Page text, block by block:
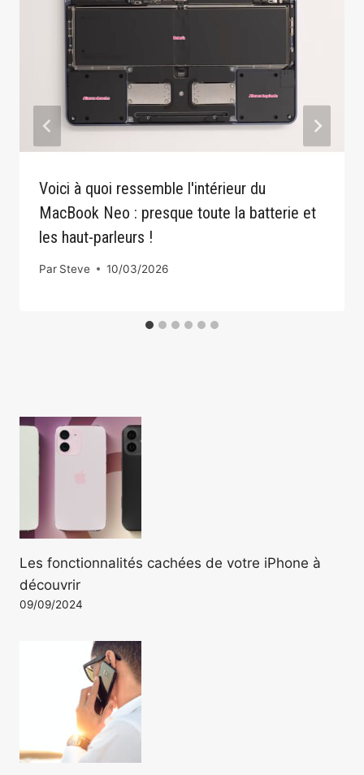
Voici à quoi ressemble l'intérieur du
MacBook Neo : presque toute la batterie et
les haut-parleurs !
Par Steve 10/03/2026
Les fonctionnalités cachées de votre iPhone à
découvrir
09/09/2024